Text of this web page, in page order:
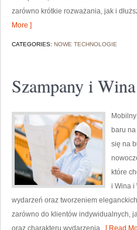
zarówno krótkie rozważania, jak i
More ]
CATEGORIES: NOWE TECHNOLOGIE
Szampany i
baru
się na
które
i Wina i
wydarzeń oraz tworzeniem
zarówno do klientów indywidualnych,
oraz charakteru wydarzenia. [ Read